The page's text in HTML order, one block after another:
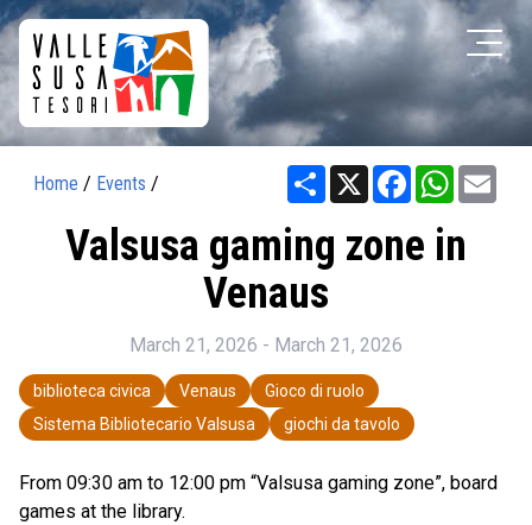
Home / Events / Share X Facebook
Valsusa gaming zone in
Venaus
March 21, 2026 - March 21, 2026
biblioteca civica Venaus
Gioco di ruolo
Sistema Bibliotecario Valsusa
giochi da tavolo
From 09:30 am to 12:00 pm “Valsusa gaming zone”, board
games at the library.